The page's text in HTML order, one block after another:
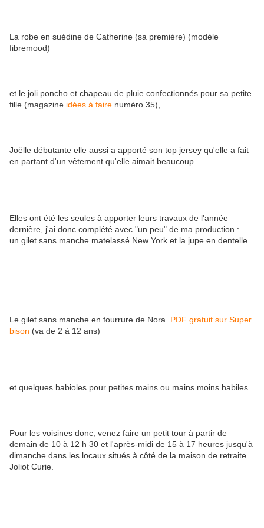
La robe en suédine de Catherine (sa première) (modèle
fibremood)
et le joli poncho et chapeau de pluie confectionnés pour sa petite
fille (magazine idées à faire numéro 35),
Joëlle débutante elle aussi a apporté son top jersey qu'elle a fait
en partant d'un vêtement qu'elle aimait beaucoup.
Elles ont été les seules à apporter leurs travaux de l'année
dernière, j'ai donc complété avec "un peu" de ma production :
un gilet sans manche matelassé New York et la jupe en dentelle.
Le gilet sans manche en fourrure de Nora. PDF gratuit sur Super
bison (va de 2 à 12 ans)
et quelques babioles pour petites mains ou mains moins habiles
Pour les voisines donc, venez faire un petit tour à partir de
demain de 10 à 12 h 30 et l'après-midi de 15 à 17 heures jusqu'à
dimanche dans les locaux situés à côté de la maison de retraite
Joliot Curie.